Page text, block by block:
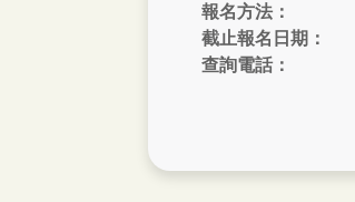
報名方法：
截止報名日期：
查詢電話：